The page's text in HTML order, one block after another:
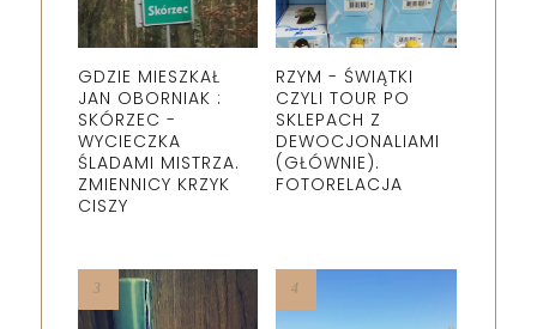
GDZIE MIESZKAŁ
JAN OBORNIAK :
SKÓRZEC -
WYCIECZKA
ŚLADAMI MISTRZA.
ZMIENNICY KRZYK
CISZY
RZYM - ŚWIĄTKI
CZYLI TOUR PO
SKLEPACH Z
DEWOCJONALIAMI
(GŁÓWNIE).
FOTORELACJA